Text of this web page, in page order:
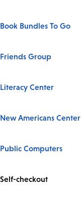
Book Bundles To Go
Friends Group
Literacy Center
New Americans Center
Public Computers
Self-checkout